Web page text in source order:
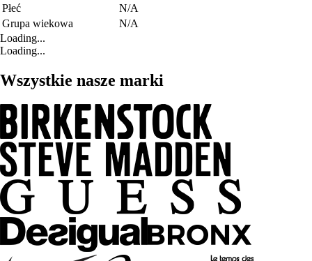
Płeć
N/A
Grupa wiekowa
N/A
Loading...
Loading...
Wszystkie nasze marki